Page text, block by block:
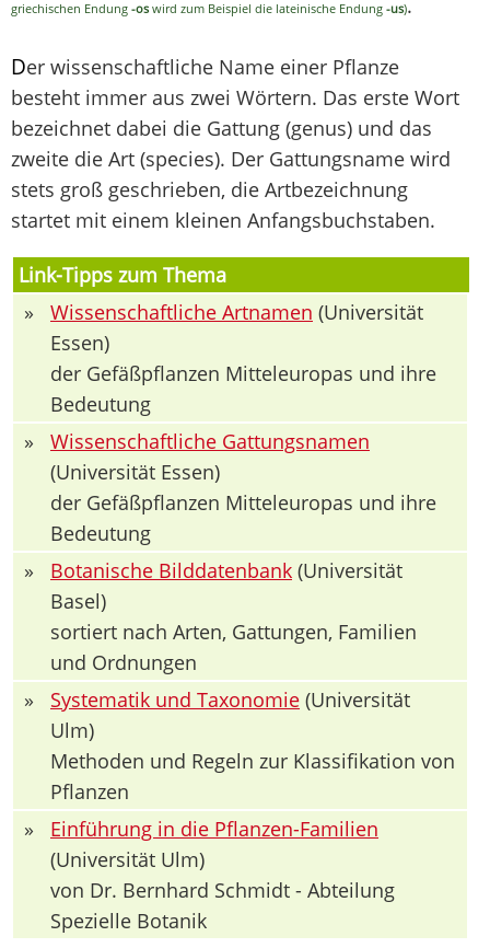
griechischen Endung -os wird zum Beispiel die lateinische Endung -us).
Der wissenschaftliche Name einer Pflanze
besteht immer aus zwei Wörtern. Das erste Wort
bezeichnet dabei die Gattung (genus) und das
zweite die Art (species). Der Gattungsname wird
stets groß geschrieben, die Artbezeichnung
startet mit einem kleinen Anfangsbuchstaben.
Link-Tipps zum Thema
»
Wissenschaftliche Artnamen (Universität
Essen)
der Gefäßpflanzen Mitteleuropas und ihre
Bedeutung
»
Wissenschaftliche Gattungsnamen
(Universität Essen)
der Gefäßpflanzen Mitteleuropas und ihre
Bedeutung
»
Botanische Bilddatenbank (Universität
Basel)
sortiert nach Arten, Gattungen, Familien
und Ordnungen
»
Systematik und Taxonomie (Universität
Ulm)
Methoden und Regeln zur Klassifikation von
Pflanzen
»
Einführung in die Pflanzen-Familien
(Universität Ulm)
von Dr. Bernhard Schmidt - Abteilung
Spezielle Botanik